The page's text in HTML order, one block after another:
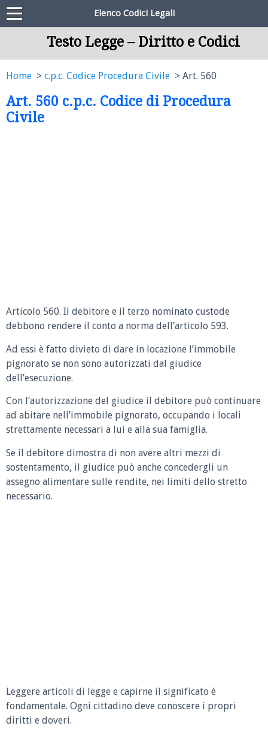
Elenco Codici Legali
Testo Legge – Diritto e Codici
Home c.p.c. Codice Procedura Civile Art. 560
Art. 560 c.p.c. Codice di Procedura
Civile
Articolo 560. Il debitore e il terzo nominato custode
debbono rendere il conto a norma dell’articolo 593.
Ad essi è fatto divieto di dare in locazione l’immobile
pignorato se non sono autorizzati dal giudice
dell’esecuzione.
Con l’autorizzazione del giudice il debitore può continuare
ad abitare nell’immobile pignorato, occupando i locali
strettamente necessari a lui e alla sua famiglia.
Se il debitore dimostra di non avere altri mezzi di
sostentamento, il giudice può anche concedergli un
assegno alimentare sulle rendite, nei limiti dello stretto
necessario.
Leggere articoli di legge e capirne il significato è
fondamentale. Ogni cittadino deve conoscere i propri
diritti e doveri.